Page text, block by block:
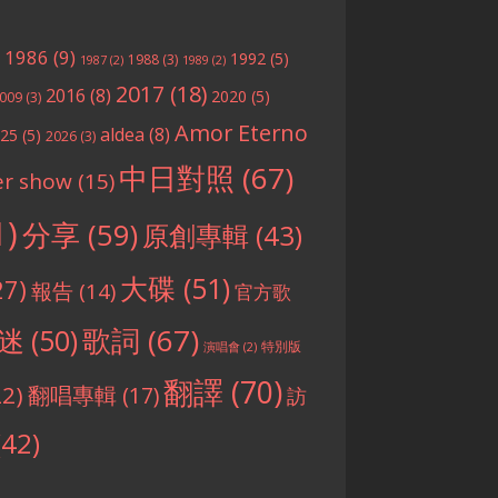
1986 (9) 1987 (2) 1988 (3) 1989 (2) 1992 (5)
(3) 2016 (8) 2017 (18) 2020 (5)
(5) 2026 (3) aldea (8) Amor Eterno
show (15)中日對照 (67)
分享 (59)原創專輯 (43)
報告 (14)大碟 (51) 官方歌
(50)歌詞 (67) 演唱會 (2) 特別版
翻唱專輯 (17)翻譯 (70)訪